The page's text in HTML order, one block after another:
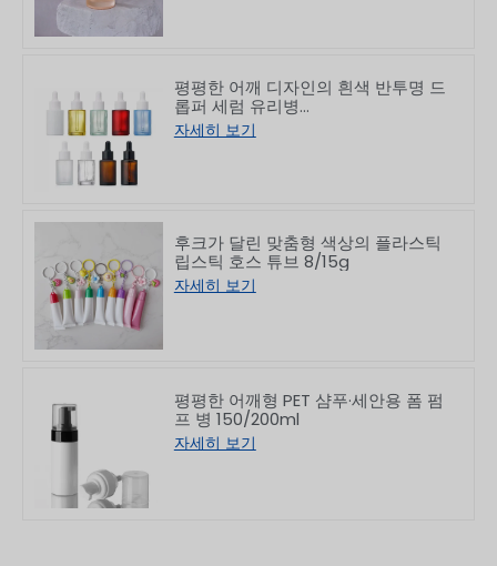
평평한 어깨 디자인의 흰색 반투명 드
롭퍼 세럼 유리병
10/30/50/60/80/100ml
자세히 보기
후크가 달린 맞춤형 색상의 플라스틱
립스틱 호스 튜브 8/15g
자세히 보기
평평한 어깨형 PET 샴푸·세안용 폼 펌
프 병 150/200ml
자세히 보기